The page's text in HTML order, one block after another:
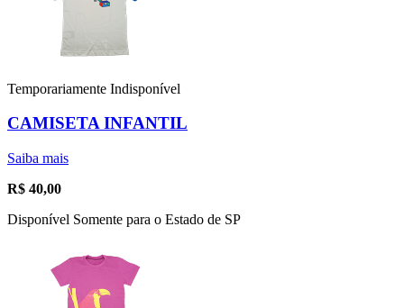
Temporariamente Indisponível
CAMISETA INFANTIL
Saiba mais
R$ 40,00
Disponível Somente para o Estado de SP